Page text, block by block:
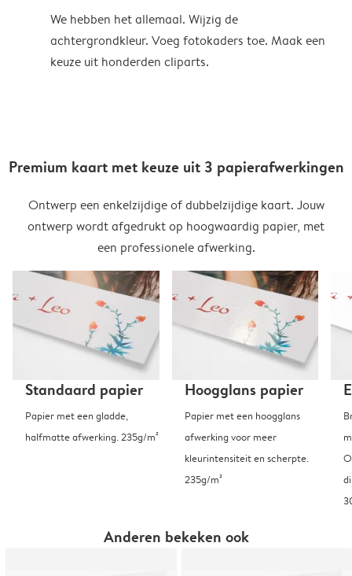
We hebben het allemaal. Wijzig de
achtergrondkleur. Voeg fotokaders toe. Maak een
keuze uit honderden cliparts.
Premium kaart met keuze uit 3 papierafwerkingen
Ontwerp een enkelzijdige of dubbelzijdige kaart. Jouw
ontwerp wordt afgedrukt op hoogwaardig papier, met
een professionele afwerking.
Standaard papier
Papier met een gladde,
halfmatte afwerking. 235g/m²
Hoogglans papier
Papier met een hoogglans
afwerking voor meer
kleurintensiteit en scherpte.
235g/m²
Anderen bekeken ook